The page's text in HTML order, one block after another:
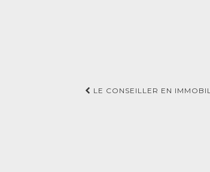
Navigation
LE CONSEILLER EN